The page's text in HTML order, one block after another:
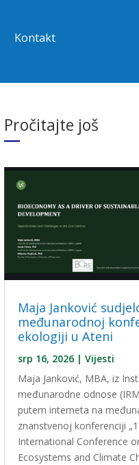
Kontakt
Pročitajte još
Maja Janković
međunarodnoj
ekologiji u Ateni
srp 16, 2026| Vijesti
Maja Janković, MBA, iz
međunarodne odnose
putem interneta na
znanstvenoj konferenciji
International Conference
Ecosystems and Climate